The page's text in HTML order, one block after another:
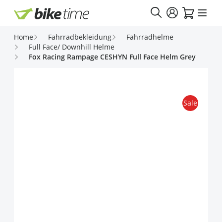
Direkt zum Inhalt
Home Fahrradbekleidung
Fahrradhelme
Full Face/ Downhill Helme
Fox Racing Rampage CESHYN Full Face Helm Grey
Sale